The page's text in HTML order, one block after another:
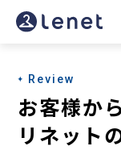
Review
お客様か
リネット